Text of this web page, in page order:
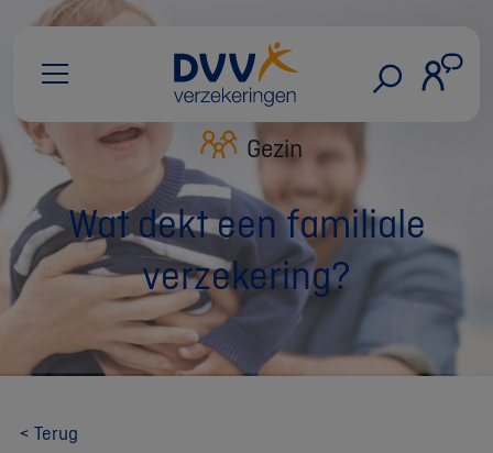
Gezin
Wat dekt een familiale
verzekering?
< Terug